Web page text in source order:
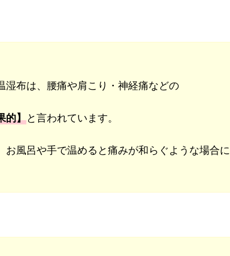
湿布は、腰痛や肩こり・神経痛などの
的】と言われています。
風呂や手で温めると痛みが和らぐような場合に